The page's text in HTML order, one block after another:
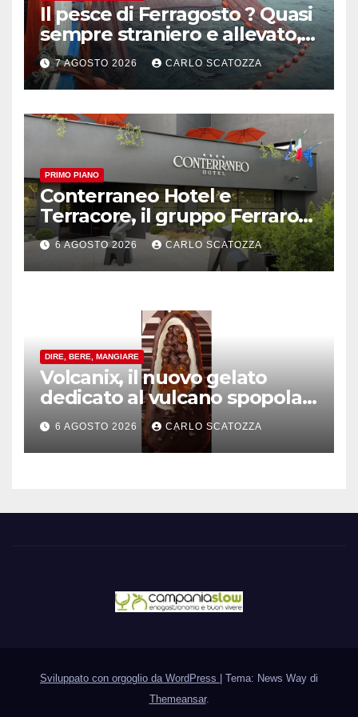
Il pesce di Ferragosto ? Quasi
sempre straniero e allevato,
in sofferenza
7 AGOSTO 2026 CARLO SCATOZZA
PRIMO PIANO
Conterraneo Hotel e
Terracore, il gruppo Ferraro
amplia l’ ospitalità e il gusto
alle porte di Caserta
6 AGOSTO 2026 CARLO SCATOZZA
DIRE, BERE, MANGIARE
Volcanix, il nuovo gelato
dedicato al vulcano spopola,
è nato a Caivano
6 AGOSTO 2026 CARLO SCATOZZA
Sviluppato con orgoglio da WordPress
Tema: News Way di
Themeansar.